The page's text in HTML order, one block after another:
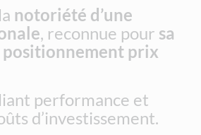
notoriété d’une
, reconnue pour sa
positionnement prix
performance et
d’investissement.